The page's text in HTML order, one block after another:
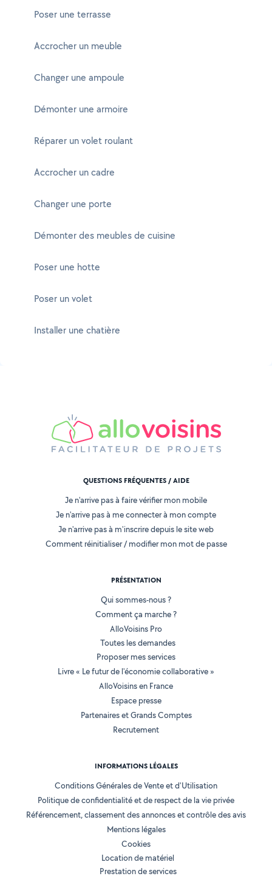
Poser une terrasse
Accrocher un meuble
Changer une ampoule
Démonter une armoire
Réparer un volet roulant
Accrocher un cadre
Changer une porte
Démonter des meubles de cuisine
Poser une hotte
Poser un volet
Installer une chatière
QUESTIONS FRÉQUENTES / AIDE
Je n'arrive pas à faire vérifier mon mobile
Je n'arrive pas à me connecter à mon compte
Je n'arrive pas à m'inscrire depuis le site web
Comment réinitialiser / modifier mon mot de passe
PRÉSENTATION
Qui sommes-nous ?
Comment ça marche ?
AlloVoisins Pro
Toutes les demandes
Proposer mes services
Livre « Le futur de l'économie collaborative »
AlloVoisins en France
Espace presse
Partenaires et Grands Comptes
Recrutement
INFORMATIONS LÉGALES
Conditions Générales de Vente et d'Utilisation
Politique de confidentialité et de respect de la vie privée
Référencement, classement des annonces et contrôle des avis
Mentions légales
Cookies
Location de matériel
Prestation de services